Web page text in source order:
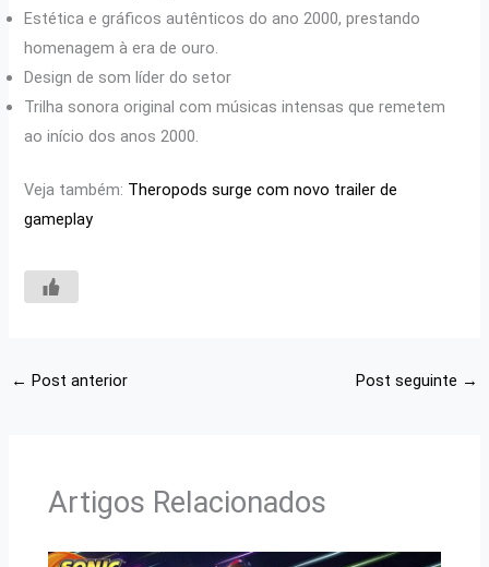
Estética e gráficos autênticos do ano 2000, prestando
homenagem à era de ouro.
Design de som líder do setor
Trilha sonora original com músicas intensas que remetem
ao início dos anos 2000.
Veja também: Theropods surge com novo trailer de
gameplay
← Post anterior Post seguinte →
Artigos Relacionados